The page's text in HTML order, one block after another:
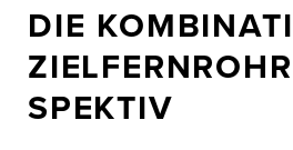
DIE
SPEKTIV